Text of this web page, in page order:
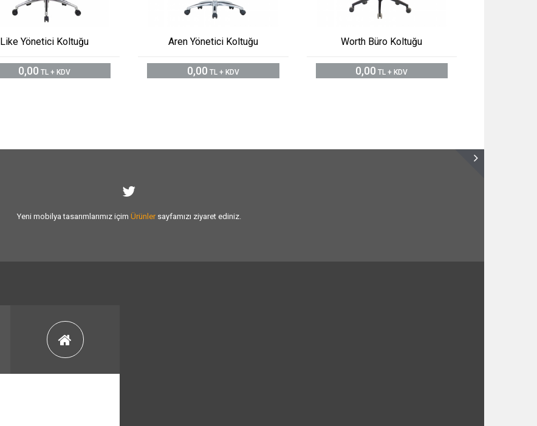
Like Yönetici Koltuğu
0,00 TL + KDV
Aren Yönetici Koltuğu
0,00 TL + KDV
Worth Büro Koltuğu
0,00 TL + KDV
Yeni mobilya tasarımlarımız içim Ürünlersayfamızı ziyaret ediniz.